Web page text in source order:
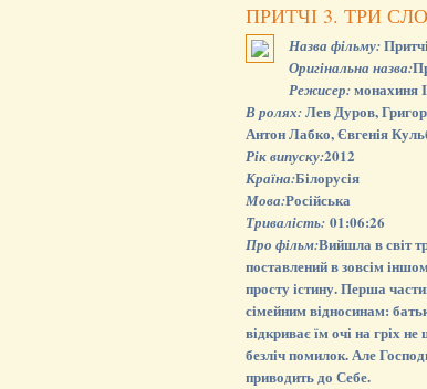
ПРИТЧІ 3. ТРИ
Назва фільму:
Оригінальна назва:
Режисер:монахиня
В ролях:Лев Дуров,
Антон Лабко, Євгенія
Рік випуску:2012
Країна:Білорусія
Мова:Російська
Тривалість: 01:06:26
Про фільм:Вийшла в світ
поставлений в зовсім
просту істину. Перша
сімейним відносинам:
відкриває їм очі на гріх
безліч помилок. Але
приводить до Себе.